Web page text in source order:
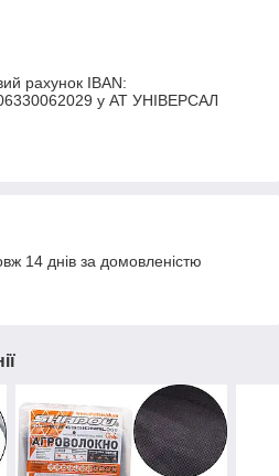
рахунок IBAN:
у АТ УНІВЕРСАЛ
14 днів за домовленістю